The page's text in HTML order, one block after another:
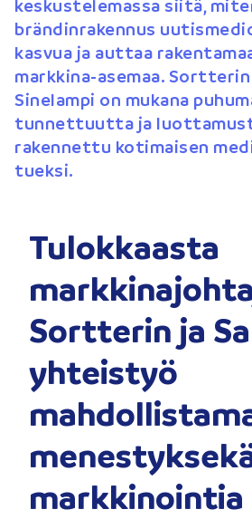
keskustelemassa siitä,
brändinrakennus
kasvua ja auttaa
markkina-asemaa.
Sinelampi on mukana
tunnettuutta ja
rakennettu kotimaisen
tueksi.
Tulokkaasta
Sortterin ja
yhteistyö
markkinointia